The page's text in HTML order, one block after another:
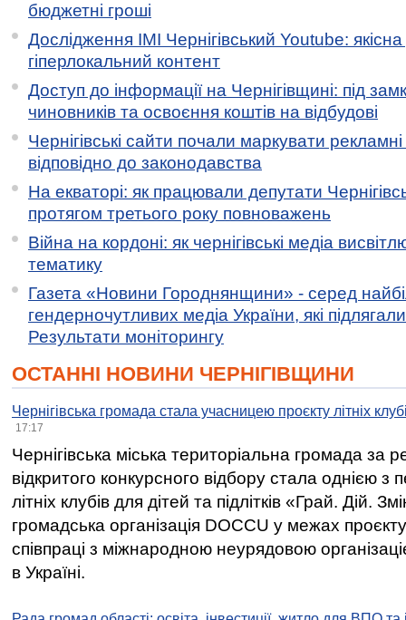
бюджетні гроші
Дослідження ІМІ Чернігівський Youtube:
гіперлокальний контент
Доступ до інформації на Чернігівщині: під
чиновників та освоєння коштів на відбудові
Чернігівські сайти почали маркувати
відповідно до законодавства
На екваторі: як працювали депутати
протягом третього року повноважень
Війна на кордоні: як чернігівські медіа
тематику
Газета «Новини Городнянщини» - серед
гендерночутливих медіа України, які
Результати моніторингу
ОСТАННІ НОВИНИ ЧЕРНІГІВЩИНИ
Чернігівська громада стала учасницею проєкту літніх
17:17
Чернігівська міська територіальна громада за
відкритого конкурсного відбору стала однією
літніх клубів для дітей та підлітків «Грай. Дій.
громадська організація DOCCU у межах
співпраці з міжнародною неурядовою
в Україні.